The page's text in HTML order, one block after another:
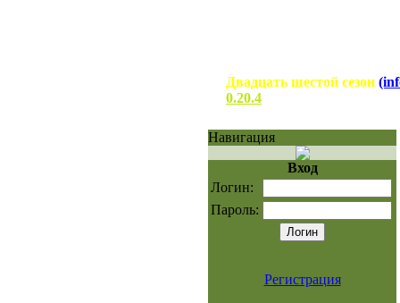
Двадцать шестой сезон
0.20.4
Навигация
Вход
Логин:
Пароль:
Регистрация